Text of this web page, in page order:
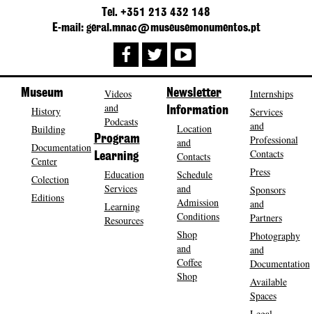
Tel. +351 213 432 148
E-mail: geral.mnac@museusemonumentos.pt
Museum
History
Building
Documentation
Center
Colection
Editions
Videos
and
Podcasts
Program
Learning
Education
Services
Learning
Resources
Newsletter
Information
Location
and
Contacts
Schedule
and
Admission
Conditions
Shop
and
Coffee
Shop
Internships
Services
and
Professional
Contacts
Press
Sponsors
and
Partners
Photography
and
Documentation
Available
Spaces